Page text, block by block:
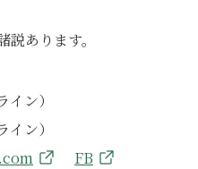
あります。
ン）
ン）
FB